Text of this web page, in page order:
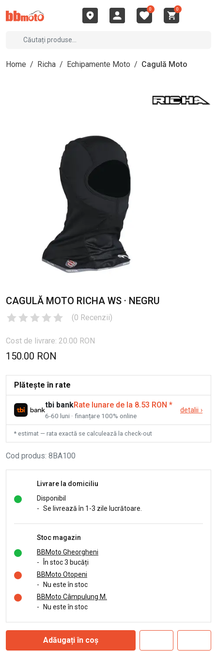
0 0
Home / Richa / Echipamente Moto / Cagulă Moto
CAGULĂ MOTO RICHA WS · NEGRU
(0 Recenzii)
Cost de livrare: 20.00 RON
150.00 RON
Plătește în rate
tbi bankRate lunare de la 8.53 RON *
6-60 luni · finanțare 100% online
detalii ›
* estimat — rata exactă se calculează la check-out
Cod produs: 8BA100
Livrare la domiciliu
Disponibil
- Se livrează în 1-3 zile lucrătoare.
Stoc magazin
BBMoto Gheorgheni
-
În stoc 3 bucăți
BBMoto Otopeni
-
Nu este în stoc
BBMoto Câmpulung M.
-
Nu este în stoc
Adăugați în coș